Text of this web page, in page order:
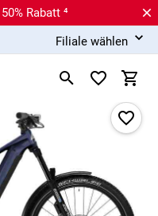
Rabatt ⁴
Filiale wählen